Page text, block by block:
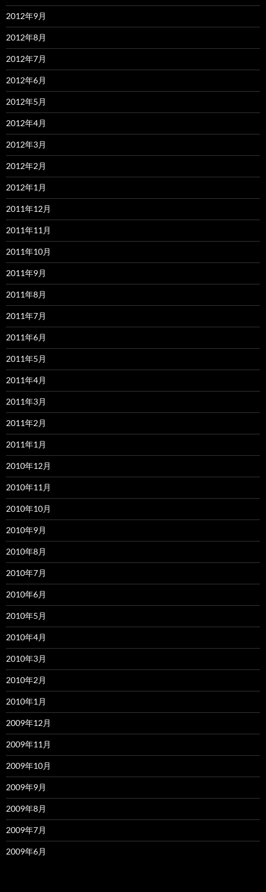
2012年9月
2012年8月
2012年7月
2012年6月
2012年5月
2012年4月
2012年3月
2012年2月
2012年1月
2011年12月
2011年11月
2011年10月
2011年9月
2011年8月
2011年7月
2011年6月
2011年5月
2011年4月
2011年3月
2011年2月
2011年1月
2010年12月
2010年11月
2010年10月
2010年9月
2010年8月
2010年7月
2010年6月
2010年5月
2010年4月
2010年3月
2010年2月
2010年1月
2009年12月
2009年11月
2009年10月
2009年9月
2009年8月
2009年7月
2009年6月